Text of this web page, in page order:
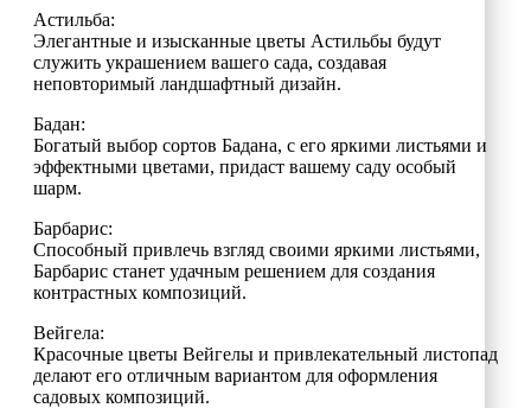
Астильба:
Элегантные и изысканные цветы Астильбы будут
служить украшением вашего сада, создавая
неповторимый ландшафтный дизайн.
Бадан:
Богатый выбор сортов Бадана, с его яркими листьями и
эффектными цветами, придаст вашему саду особый
шарм.
Барбарис:
Способный привлечь взгляд своими яркими листьями,
Барбарис станет удачным решением для создания
контрастных композиций.
Вейгела:
Красочные цветы Вейгелы и привлекательный листопад
делают его отличным вариантом для оформления
садовых композиций.